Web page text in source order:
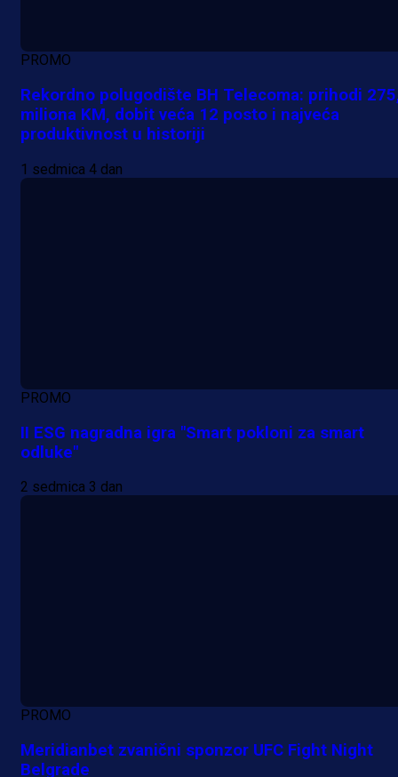
PROMO
Rekordno polugodište BH Telecoma: prihodi
miliona KM, dobit veća 12 posto i najveća
produktivnost u historiji
1 sedmica 4 dan
PROMO
II ESG nagradna igra "Smart pokloni za smart
odluke"
2 sedmica 3 dan
PROMO
Meridianbet zvanični sponzor UFC Fight Night
Belgrade